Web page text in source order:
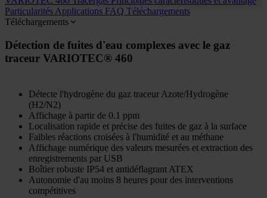
Particularités Applications FAQ Téléchargements
Téléchargements
Détection de fuites d'eau complexes avec le gaz
traceur VARIOTEC® 460
Détecte l'hydrogène du gaz traceur Azote/Hydrogène
(H2/N2)
Affichage à partir de 0.1 ppm
Localisation rapide et précise des fuites de gaz à la surface
Faibles réactions croisées à l'humidité et au méthane
Affichage numérique des valeurs mesurées et extraction des
enregistrements par USB
Boîtier robuste IP54 et antidéflagrant ATEX
Autonomie d'au moins 8 heures pour des interventions
compétitives